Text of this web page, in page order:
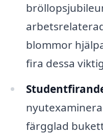
blommor
fira dessa
färgglad